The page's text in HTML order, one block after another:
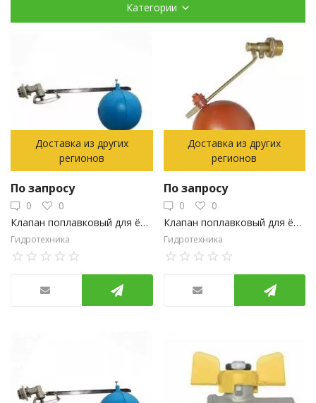
Категории
Доставка из других
регионов
По запросу
0
0
Клапан поплавковый для ёмкости 1" ш 150 мм, TIM
Гидротехника
Доставка из других
регионов
По запросу
0
0
Клапан поплавковый для ёмкости 3/4" ш Candan
Гидротехника